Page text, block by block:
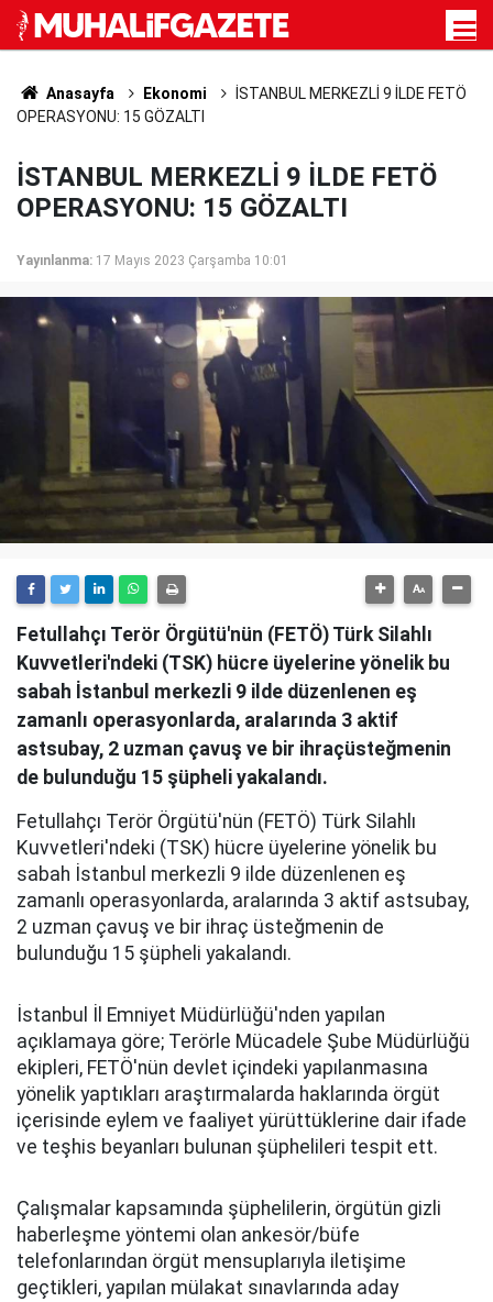
Anasayfa Ekonomi
İSTANBUL MERKEZLİ 9 İLDE FETÖ
OPERASYONU: 15 GÖZALTI
İSTANBUL MERKEZLİ 9 İLDE FETÖ
OPERASYONU: 15 GÖZALTI
Yayınlanma: 17 Mayıs 2023 Çarşamba 10:01
Fetullahçı Terör Örgütü'nün (FETÖ) Türk Silahlı
Kuvvetleri'ndeki (TSK) hücre üyelerine yönelik bu
sabah İstanbul merkezli 9 ilde düzenlenen eş
zamanlı operasyonlarda, aralarında 3 aktif
astsubay, 2 uzman çavuş ve bir ihraçüsteğmenin
de bulunduğu 15 şüpheli yakalandı.
Fetullahçı Terör Örgütü'nün (FETÖ) Türk Silahlı
Kuvvetleri'ndeki (TSK) hücre üyelerine yönelik bu
sabah İstanbul merkezli 9 ilde düzenlenen eş
zamanlı operasyonlarda, aralarında 3 aktif astsubay,
2 uzman çavuş ve bir ihraç üsteğmenin de
bulunduğu 15 şüpheli yakalandı.
İstanbul İl Emniyet Müdürlüğü'nden yapılan
açıklamaya göre; Terörle Mücadele Şube Müdürlüğü
ekipleri, FETÖ'nün devlet içindeki yapılanmasına
yönelik yaptıkları araştırmalarda haklarında örgüt
içerisinde eylem ve faaliyet yürüttüklerine dair ifade
ve teşhis beyanları bulunan şüphelileri tespit ett.
Çalışmalar kapsamında şüphelilerin, örgütün gizli
haberleşme yöntemi olan ankesör/büfe
telefonlarından örgüt mensuplarıyla iletişime
geçtikleri, yapılan mülakat sınavlarında aday